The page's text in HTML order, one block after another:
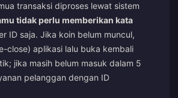
transaksi diproses lewat sistem
tidak perlu memberikan kata
ID saja. Jika koin belum muncul,
close) aplikasi lalu buka kembali
jika masih belum masuk dalam 5
pelanggan dengan ID